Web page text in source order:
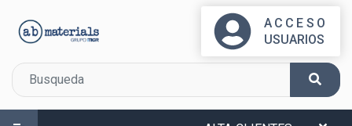
ACCESO
USUARIOS